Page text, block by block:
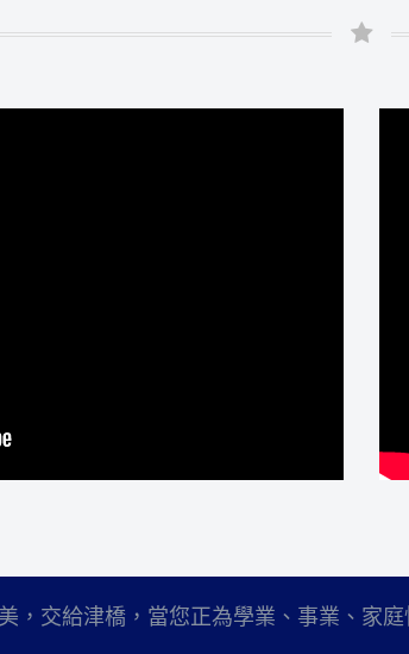
，交給津橋，當您正為學業、事業、家